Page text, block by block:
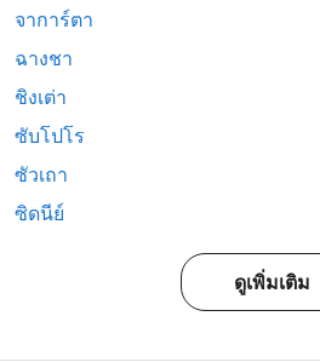
จาการ์ตา
ฉางชา
ชิงเต่า
ซับโปโร
ซัวเถา
ซิดนีย์
ดูเพิ่มเติม